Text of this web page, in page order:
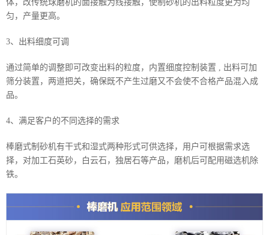
体，改传统球磨机的面接触为线接触，使制砂机的出料粒度更为均
匀，产量更高。
3、出料细度可调
通过简单的调整即可改变出料的粒度，内置细度控制装置 , 出料可加
筛分装置，两道把关，确保既不产生过磨又不会使不合格产品混入成
品。
4、满足客户的不同选择的需求
棒磨式制砂机有干式和湿式两种形式可供选择，用户可根据需求选
择，对加工石英砂，白云石，独居石等产品，磨机后可配用磁选机除
铁。